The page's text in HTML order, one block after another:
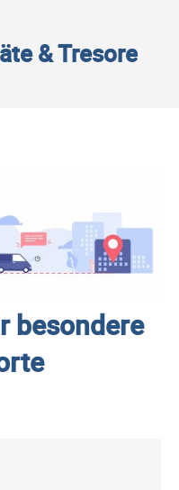
& Tresore
besondere